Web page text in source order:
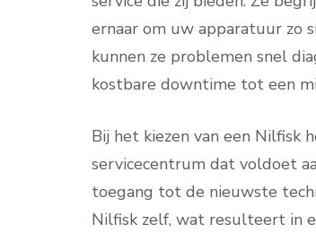
ernaar om uw apparatuur zo
kunnen ze problemen snel
kostbare downtime tot een
Bij het kiezen van een Nilfisk
servicecentrum dat voldoet
toegang tot de nieuwste
Nilfisk zelf, wat resulteert in